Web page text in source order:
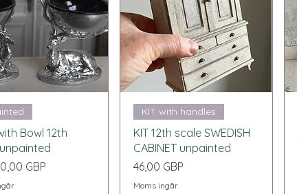
Snabbvisning
Bowl 12th
GBP
Snabbvisning
KIT with handles
KIT 12th scale SWEDISH
CABINET unpainted
Pris
46,00 GBP
Moms ingår